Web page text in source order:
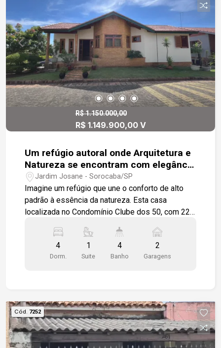
R$ 1.150.000,00
R$ 1.149.900,00 V
Um refúgio autoral onde Arquitetura e
Natureza se encontram com elegância
em um cenário de Resort.
Jardim Josane - Sorocaba/SP
Imagine um refúgio que une o conforto de alto
padrão à essência da natureza. Esta casa
localizada no Condomínio Clube dos 50, com 220
inserida em um condomínio exclusivo de 51
casas, cercado por 43 mil m² de área verde. Um
verdadeiro resort, com clube completo e o
dependência completa de empregada, e uma área
gourmet com churrasqueira. Digna de capa de
revista, essa casa foi pensada para quem
valoriza a qualidade de vida. O valor não se
4
Dorm.
1
Suite
4
Banho
2
Garagens
Cód. 7252